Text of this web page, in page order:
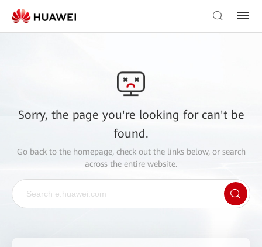
Sorry, the page you're looking for can't be
found.
Go back to the homepage, check out the links below, or search
across the entire website.